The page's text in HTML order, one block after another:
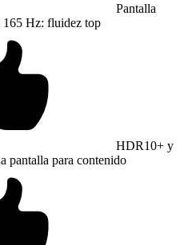
Pantalla
Hz: fluidez top
HDR10+ y
pantalla para contenido